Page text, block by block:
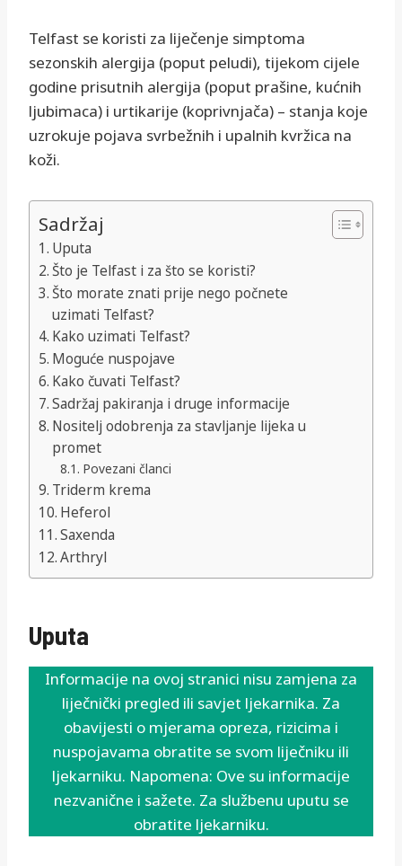
Telfast se koristi za liječenje simptoma
sezonskih alergija (poput peludi), tijekom cijele
godine prisutnih alergija (poput prašine, kućnih
ljubimaca) i urtikarije (koprivnjača) – stanja koje
uzrokuje pojava svrbežnih i upalnih kvržica na
koži.
Sadržaj
Uputa
Što je Telfast i za što se koristi?
Što morate znati prije nego počnete
uzimati Telfast?
Kako uzimati Telfast?
Moguće nuspojave
Kako čuvati Telfast?
Sadržaj pakiranja i druge informacije
Nositelj odobrenja za stavljanje lijeka u
promet
Povezani članci
Triderm krema
Heferol
Saxenda
Arthryl
Uputa
Informacije na ovoj stranici nisu zamjena za
liječnički pregled ili savjet ljekarnika. Za
obavijesti o mjerama opreza, rizicima i
nuspojavama obratite se svom liječniku ili
ljekarniku. Napomena: Ove su informacije
nezvanične i sažete. Za službenu uputu se
obratite ljekarniku.